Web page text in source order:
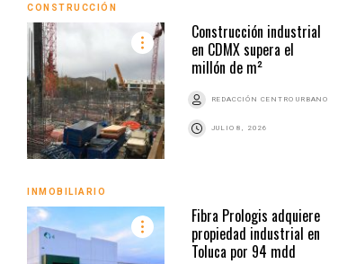
CONSTRUCCIÓN
Construcción industrial
en CDMX supera el
millón de m²
REDACCIÓN CENTRO URBANO
JULIO 8, 2026
INMOBILIARIO
Fibra Prologis adquiere
propiedad industrial en
Toluca por 94 mdd